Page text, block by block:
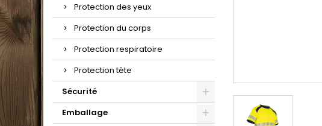
Protection des yeux
Protection du corps
Protection respiratoire
Protection tête
Sécurité
Emballage